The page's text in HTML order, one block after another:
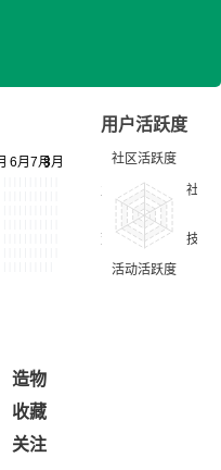
用户活跃度
造物
收藏
关注